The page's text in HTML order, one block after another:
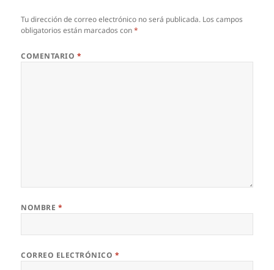
Tu dirección de correo electrónico no será publicada. Los campos
obligatorios están marcados con*
COMENTARIO *
NOMBRE *
CORREO ELECTRÓNICO *